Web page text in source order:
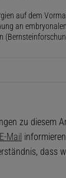
auf dem
an
zu diesem
Mail
dass